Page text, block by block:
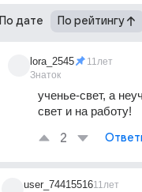
По дате По рейтингу
lora_2545
Знаток
11лет
ученье-свет, а
свет и на работу!
2
user_7441551611лет